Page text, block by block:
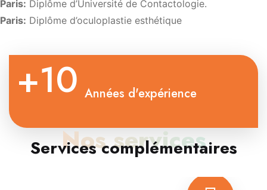
Paris: Diplôme d’Université de Contactologie.
Paris: Diplôme d’oculoplastie esthétique
+10 Années d'expérience
Nos services
Services complémentaires